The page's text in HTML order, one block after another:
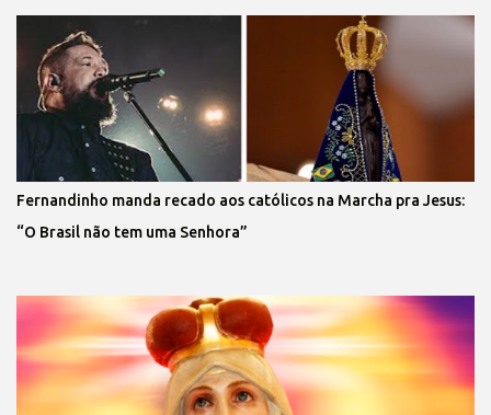
Fernandinho manda recado aos católicos na Marcha pra Jesus:
“O Brasil não tem uma Senhora”